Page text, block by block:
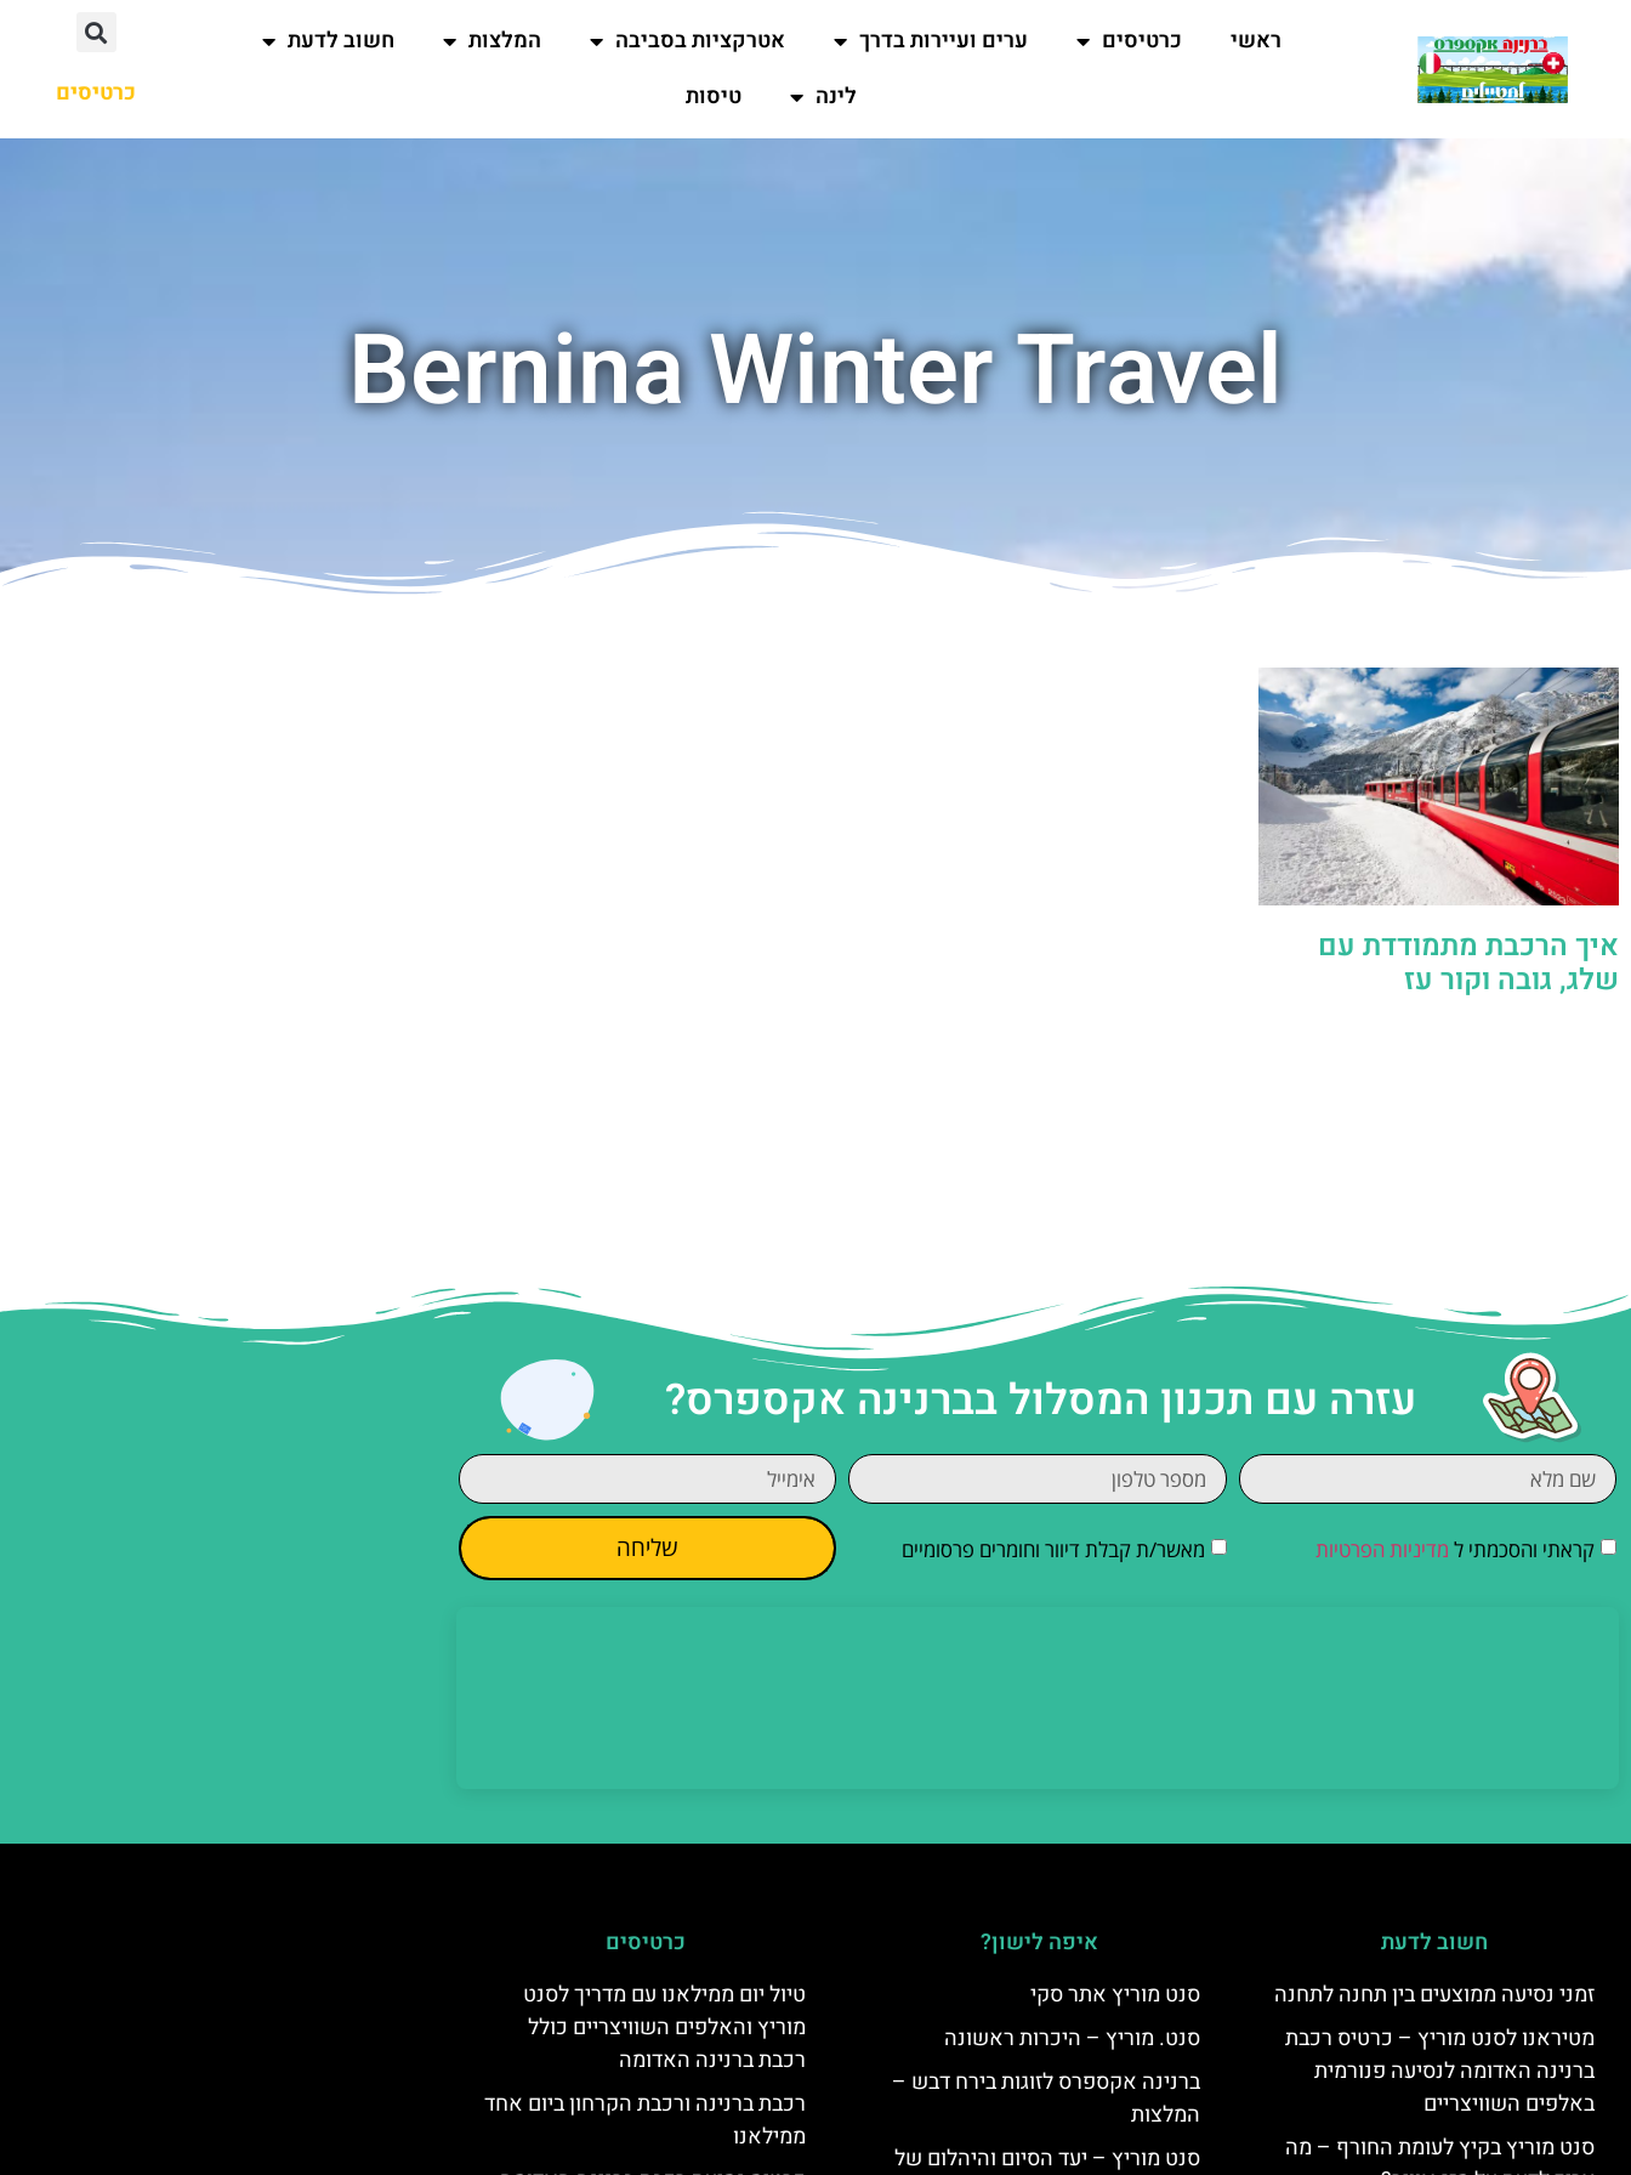
ראשי כרטיסים ערים ועיירות בדרך אטרקציות בסביבה המלצות
חשוב לדעת
לינה
טיסות כרטיסים
Bernina Winter Travel
איך הרכבת מתמודדת עם
שלג, גובה וקור עז
עזרה עם תכנון המסלול בברנינה אקספרס?
קראתי והסכמתי ל מדיניות הפרטיות מאשר/ת קבלת דיוור וחומרים פרסומיים שליחה
חשוב לדעת
זמני נסיעה ממוצעים בין תחנה לתחנה
מטיראנו לסנט מוריץ – כרטיס רכבת
ברנינה האדומה לנסיעה פנורמית
באלפים השוויצריים
סנט מוריץ בקיץ לעומת החורף – מה
איפה לישון?
סנט מוריץ אתר סקי
סנט. מוריץ – היכרות ראשונה
ברנינה אקספרס לזוגות בירח דבש –
המלצות
סנט מוריץ – יעד הסיום והיהלום של
כרטיסים
טיול יום ממילאנו עם מדריך לסנט
מוריץ והאלפים השוויצריים כולל
רכבת ברנינה האדומה
רכבת ברנינה ורכבת הקרחון ביום אחד
ממילאנו